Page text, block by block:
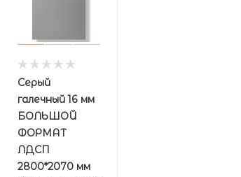
Серый
галечный 16 мм
БОЛЬШОЙ
ФОРМАТ
ЛДСП
2800*2070 мм